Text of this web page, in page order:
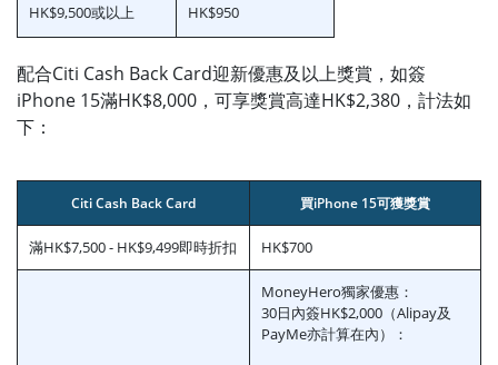
HK$9,500或以上 HK$950
配合Citi Cash Back Card迎新優惠及以上獎賞，如簽
iPhone 15滿HK$8,000，可享獎賞高達HK$2,380，計法如
下：
Citi Cash Back Card 買iPhone 15可獲獎賞
滿HK$7,500 - HK$9,499即時折扣 HK$700
MoneyHero獨家優惠：
30日內簽HK$2,000（Alipay及
PayMe亦計算在內）：